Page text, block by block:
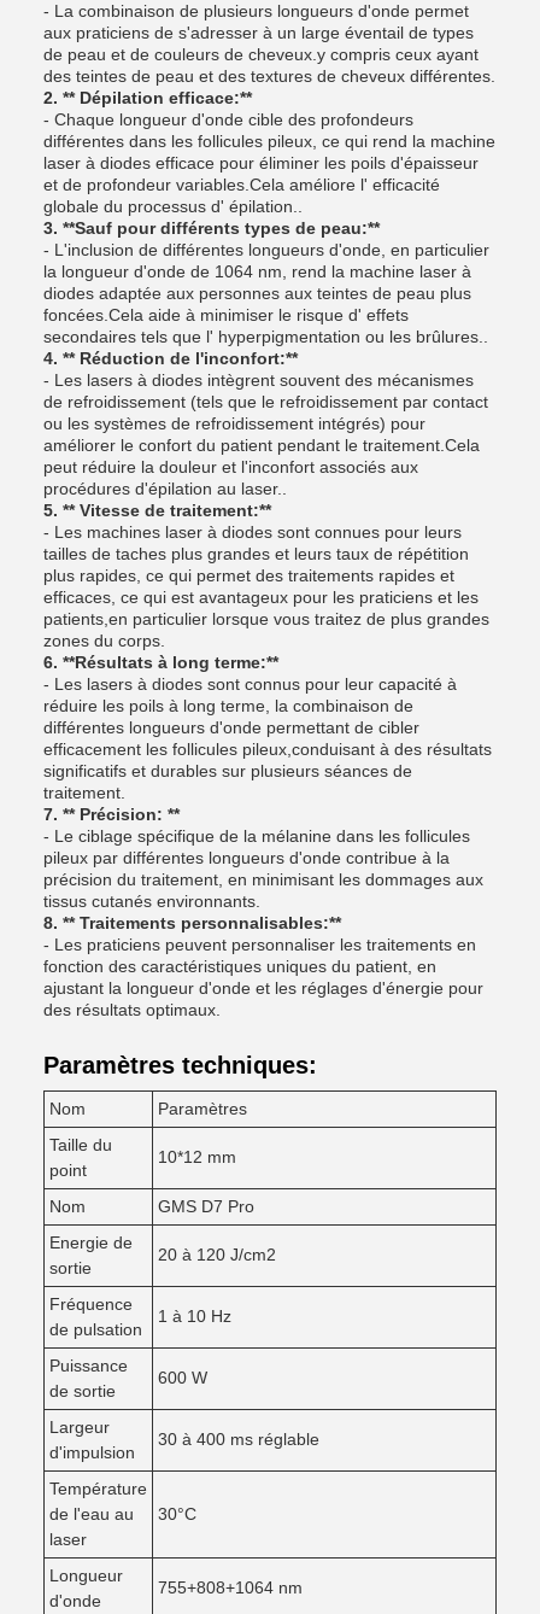
- La combinaison de plusieurs longueurs d'onde permet
aux praticiens de s'adresser à un large éventail de types
de peau et de couleurs de cheveux.y compris ceux ayant
des teintes de peau et des textures de cheveux différentes.
2. ** Dépilation efficace:**
- Chaque longueur d'onde cible des profondeurs
différentes dans les follicules pileux, ce qui rend la machine
laser à diodes efficace pour éliminer les poils d'épaisseur
et de profondeur variables.Cela améliore l' efficacité
globale du processus d' épilation..
3. **Sauf pour différents types de peau:**
- L'inclusion de différentes longueurs d'onde, en particulier
la longueur d'onde de 1064 nm, rend la machine laser à
diodes adaptée aux personnes aux teintes de peau plus
foncées.Cela aide à minimiser le risque d' effets
secondaires tels que l' hyperpigmentation ou les brûlures..
4. ** Réduction de l'inconfort:**
- Les lasers à diodes intègrent souvent des mécanismes
de refroidissement (tels que le refroidissement par contact
ou les systèmes de refroidissement intégrés) pour
améliorer le confort du patient pendant le traitement.Cela
peut réduire la douleur et l'inconfort associés aux
procédures d'épilation au laser..
5. ** Vitesse de traitement:**
- Les machines laser à diodes sont connues pour leurs
tailles de taches plus grandes et leurs taux de répétition
plus rapides, ce qui permet des traitements rapides et
efficaces, ce qui est avantageux pour les praticiens et les
patients,en particulier lorsque vous traitez de plus grandes
zones du corps.
6. **Résultats à long terme:**
- Les lasers à diodes sont connus pour leur capacité à
réduire les poils à long terme, la combinaison de
différentes longueurs d'onde permettant de cibler
efficacement les follicules pileux,conduisant à des résultats
significatifs et durables sur plusieurs séances de
traitement.
7. ** Précision: **
- Le ciblage spécifique de la mélanine dans les follicules
pileux par différentes longueurs d'onde contribue à la
précision du traitement, en minimisant les dommages aux
tissus cutanés environnants.
8. ** Traitements personnalisables:**
- Les praticiens peuvent personnaliser les traitements en
fonction des caractéristiques uniques du patient, en
ajustant la longueur d'onde et les réglages d'énergie pour
des résultats optimaux.
Paramètres techniques:
Nom
Paramètres
Taille du
point
10*12 mm
Nom
GMS D7 Pro
Energie de
sortie
20 à 120 J/cm2
Fréquence
de pulsation
1 à 10 Hz
Puissance
de sortie
600 W
Largeur
d'impulsion
30 à 400 ms réglable
Température
de l'eau au
laser
30°C
Longueur
d'onde
755+808+1064 nm